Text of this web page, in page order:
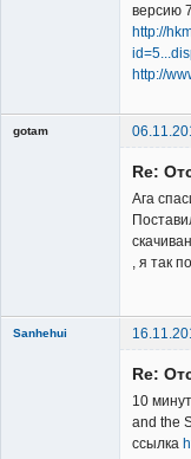
версию
http://
http://
gotam
Re:
Ага
, я так
Sanhehui
Re:
10
and the
ссылка